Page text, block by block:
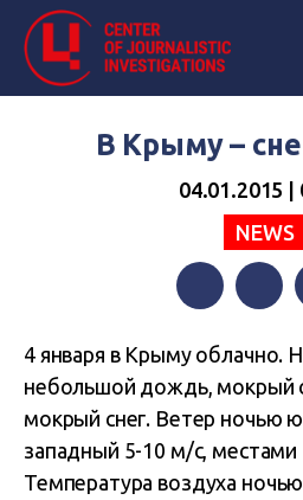
В Крыму –
04.01.2015 |
NEWS
4 января в Крыму облачно.
небольшой дождь, мокрый
мокрый снег. Ветер ночью
западный 5-10 м/с, местами
Температура воздуха